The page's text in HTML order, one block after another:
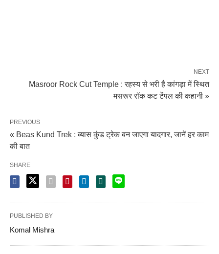
NEXT
Masroor Rock Cut Temple : रहस्य से भरी है कांगड़ा में स्थित
मसरूर रॉक कट टेंपल की कहानी »
PREVIOUS
« Beas Kund Trek : ब्यास कुंड ट्रेक बन जाएगा यादगार, जानें हर काम
की बात
SHARE
PUBLISHED BY
Komal Mishra